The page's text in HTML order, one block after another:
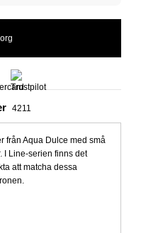
4211
från Aqua Dulce med små
I Line-serien finns det
att matcha dessa